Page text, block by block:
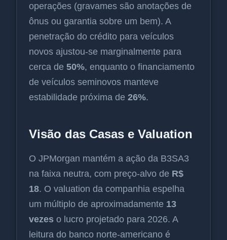
operações (gravames são anotações de
ônus ou garantia sobre um bem). A
penetração do crédito para veículos
novos ajustou-se marginalmente para
cerca de 50%, enquanto o financiamento
de veículos seminovos manteve
estabilidade próxima de 26%.
Visão das Casas e Valuation
O JPMorgan mantém a ação da B3SA3
na faixa neutra, com preço-alvo de R$
18. O valuation da companhia espelha
um múltiplo de aproximadamente 13
vezes o lucro projetado para 2026. A
leitura do banco norte-americano é